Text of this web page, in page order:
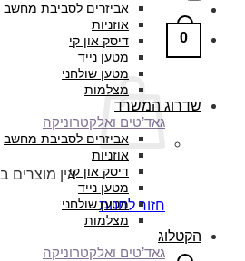
0
אין מוצרים
חזור לחנות
אביזרים לסביבת מחשב
אוזניות
דיסק און קי
מטען נייד
מטען שולחני
מצלמות
שדרוג המשרד
גאד’טים ואלקטרוניקה
אביזרים לסביבת מחשב
אוזניות
דיסק און קי
מטען נייד
מטען שולחני
מצלמות
הקטלוג
גאד’טים ואלקטרוניקה